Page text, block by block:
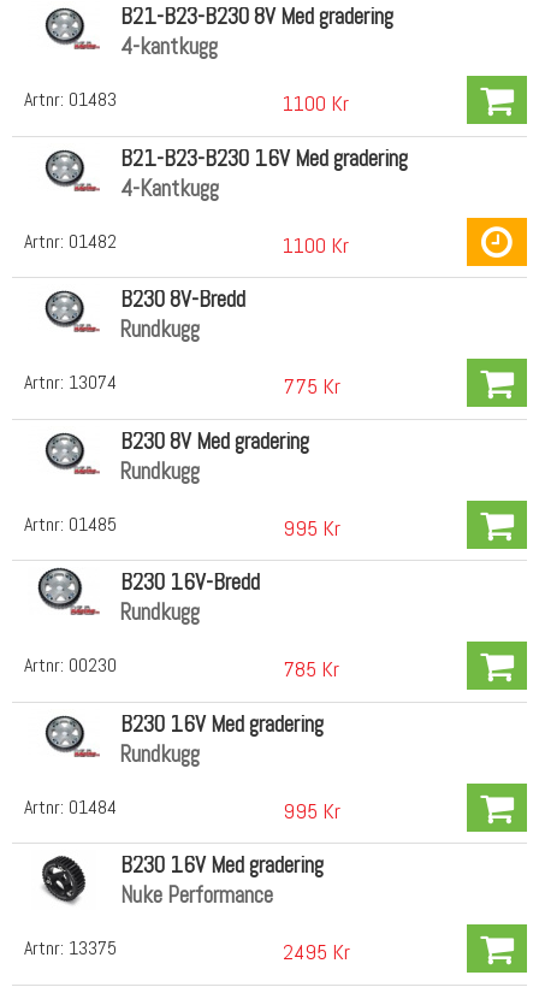
Artnr: 01483
B21-B23-B230 8V Med gradering
4-kantkugg
1100 Kr
Artnr: 01482
B21-B23-B230 16V Med gradering
4-Kantkugg
1100 Kr
Artnr: 13074
B230 8V-Bredd
Rundkugg
775 Kr
Artnr: 01485
B230 8V Med gradering
Rundkugg
995 Kr
Artnr: 00230
B230 16V-Bredd
Rundkugg
785 Kr
Artnr: 01484
B230 16V Med gradering
Rundkugg
995 Kr
Artnr: 13375
B230 16V Med gradering
Nuke Performance
2495 Kr